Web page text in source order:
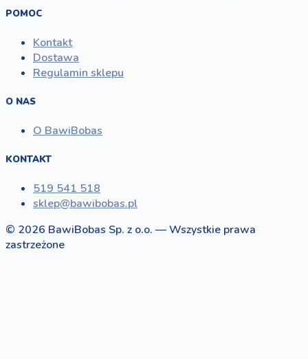
POMOC
Kontakt
Dostawa
Regulamin sklepu
O NAS
O BawiBobas
KONTAKT
519 541 518
sklep@bawibobas.pl
© 2026 BawiBobas Sp. z o.o. — Wszystkie prawa
zastrzeżone